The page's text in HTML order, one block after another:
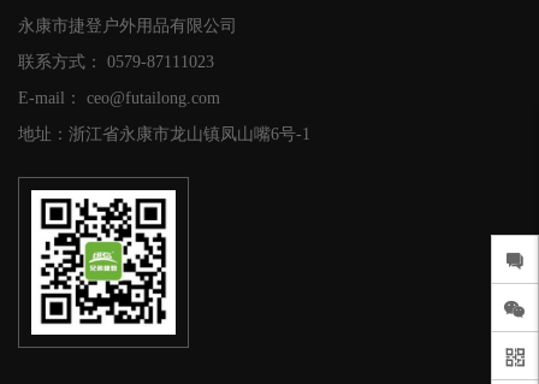
永康市捷登户外用品有限公司
联系方式：
0579-87111023
E-mail：
ceo@futailong.com
地址：浙江省永康市龙山镇凤山嘴6号-1